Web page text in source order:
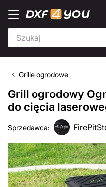
Grille ogrodowe
Grill ogrodowy
do cięcia
Sprzedawca: